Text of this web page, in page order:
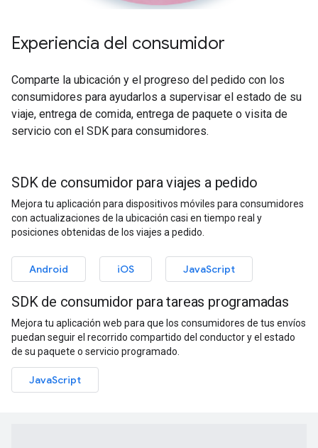
Experiencia del consumidor
Comparte la ubicación y el progreso del pedido con los
consumidores para ayudarlos a supervisar el estado de su
viaje, entrega de comida, entrega de paquete o visita de
servicio con el SDK para consumidores.
SDK de consumidor para viajes a pedido
Mejora tu aplicación para dispositivos móviles para consumidores
con actualizaciones de la ubicación casi en tiempo real y
posiciones obtenidas de los viajes a pedido.
Android iOS JavaScript
SDK de consumidor para tareas programadas
Mejora tu aplicación web para que los consumidores de tus envíos
puedan seguir el recorrido compartido del conductor y el estado
de su paquete o servicio programado.
JavaScript